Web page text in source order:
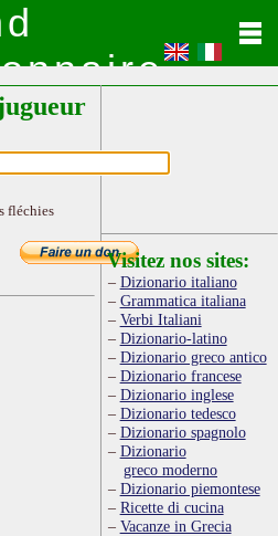
fléchies
Visitez nos sites:
Dizionario italiano
Grammatica italiana
Verbi Italiani
Dizionario-latino
Dizionario greco antico
Dizionario francese
Dizionario inglese
Dizionario tedesco
Dizionario spagnolo
Dizionario
greco moderno
Dizionario piemontese
Ricette di cucina
Vacanze in Grecia